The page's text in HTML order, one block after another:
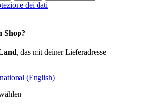
dei dati
Shop?
, das mit deiner Lieferadresse
(English)